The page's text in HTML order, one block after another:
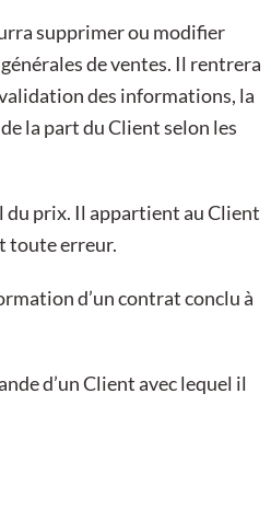
supprimer ou modifier
de ventes. Il rentrera
des informations, la
la part du Client selon les
du prix. Il appartient au Client
toute erreur.
d’un contrat conclu à
d’un Client avec lequel il